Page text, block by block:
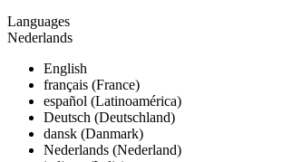
Languages
Nederlands
English
français (France)
español (Latinoamérica)
Deutsch (Deutschland)
dansk (Danmark)
Nederlands (Nederland)